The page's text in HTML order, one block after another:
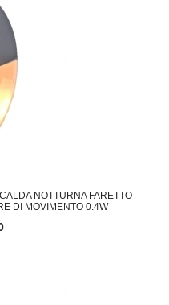
NOTTURNA FARETTO
DI MOVIMENTO 0.4W